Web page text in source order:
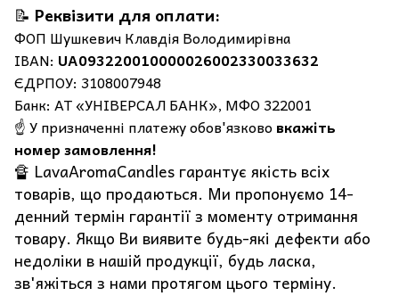
📝 Реквізити для оплати:
ФОП Шушкевич Клавдія Володимирівна
IBAN: UA093220010000026002330033632
ЄДРПОУ: 3108007948
Банк: АТ «УНІВЕРСАЛ БАНК», МФО 322001
☝️ У призначенні платежу обов'язково вкажіть
номер замовлення!
🔏 LavaAromaCandles гарантує якість всіх
товарів, що продаються. Ми пропонуємо 14-
денний термін гарантії з моменту отримання
товару. Якщо Ви виявите будь-які дефекти або
недоліки в нашій продукції, будь ласка,
зв'яжіться з нами протягом цього терміну.